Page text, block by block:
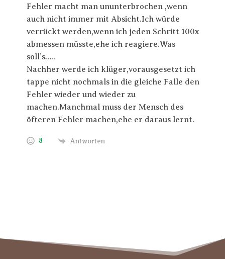
Fehler macht man ununterbrochen ,wenn
auch nicht immer mit Absicht.Ich würde
verrückt werden,wenn ich jeden Schritt 100x
abmessen müsste,ehe ich reagiere.Was
soll’s…..
Nachher werde ich klüger,vorausgesetzt ich
tappe nicht nochmals in die gleiche Falle den
Fehler wieder und wieder zu
machen.Manchmal muss der Mensch des
öfteren Fehler machen,ehe er daraus lernt.
8 Antworten